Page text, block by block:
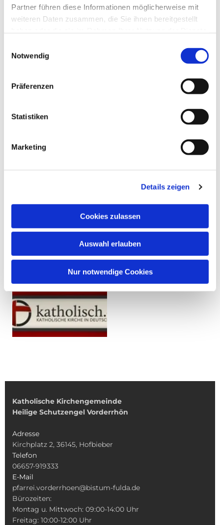
Partner führen diese Informationen möglicherweise mit
weiteren Daten zusammen, die Sie ihnen bereitgestellt
Notwendig
Präferenzen
Statistiken
Marketing
Details zeigen
Cookies zulassen
Auswahl erlauben
Nur notwendige Cookies
Katholische Kirchengemeinde
Heilige Schutzengel Vorderrhön
Adresse
Kirchplatz 2, 36145, Hofbieber
Telefon
06657-919333
E-Mail
pfarrei.vorderrhoen@bistum-fulda.de
Bürozeiten:
Montag u. Mittwoch: 09:00-14:00 Uhr
Freitag: 10:00-12:00 Uhr